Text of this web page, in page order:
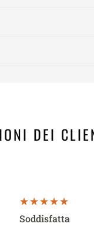
DEI
Soddisfatta